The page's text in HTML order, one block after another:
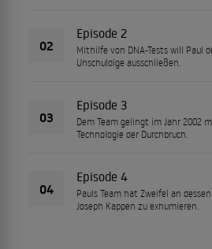
02
Episode 2
Mithilfe von DNA-Tests will Paul
Unschuldige ausschließen.
03
Episode 3
Dem Team gelingt im Jahr 2002
Technologie der Durchbruch.
04
Episode 4
Pauls Team hat Zweifel an
Joseph Kappen zu exhumieren.